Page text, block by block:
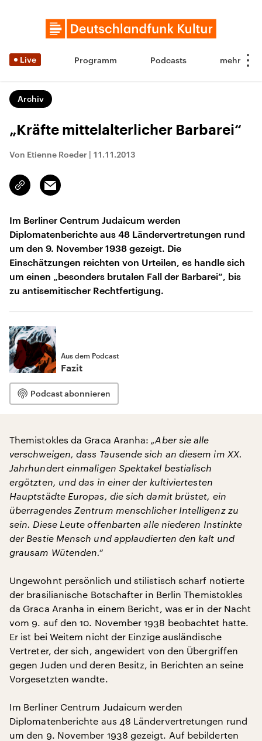
Live Programm Podcasts
Archiv
„Kräfte mittelalterlicher Barbarei“
Von Etienne Roeder | 11.11.2013
Link
kopieren/teilen
Email
Im Berliner Centrum Judaicum werden
Diplomatenberichte aus 48 Ländervertretungen rund
um den 9. November 1938 gezeigt. Die
Einschätzungen reichten von Urteilen, es handle sich
um einen „besonders brutalen Fall der Barbarei“, bis
zu antisemitischer Rechtfertigung.
Aus dem Podcast
Fazit
Podcast abonnieren
Themistokles da Graca Aranha: „Aber sie alle
verschweigen, dass Tausende sich an diesem im XX.
Jahrhundert einmaligen Spektakel bestialisch
ergötzten, und das in einer der kultiviertesten
Hauptstädte Europas, die sich damit brüstet, ein
überragendes Zentrum menschlicher Intelligenz zu
sein. Diese Leute offenbarten alle niederen Instinkte
der Bestie Mensch und applaudierten den kalt und
grausam Wütenden.“
Ungewohnt persönlich und stilistisch scharf notierte
der brasilianische Botschafter in Berlin Themistokles
da Graca Aranha in einem Bericht, was er in der Nacht
vom 9. auf den 10. November 1938 beobachtet hatte.
Er ist bei Weitem nicht der Einzige ausländische
Vertreter, der sich, angewidert von den Übergriffen
gegen Juden und deren Besitz, in Berichten an seine
Vorgesetzten wandte.
Im Berliner Centrum Judaicum werden
Diplomatenberichte aus 48 Ländervertretungen rund
um den 9. November 1938 gezeigt. Auf bebilderten